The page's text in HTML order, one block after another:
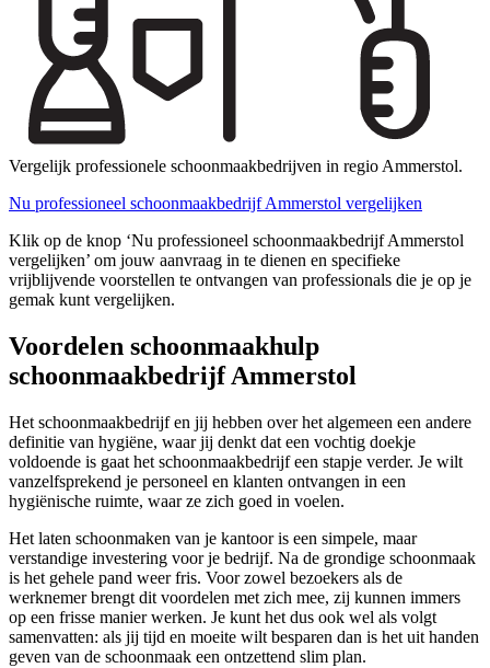
Vergelijk professionele schoonmaakbedrijven in regio Ammerstol.
Nu professioneel schoonmaakbedrijf Ammerstol vergelijken
Klik op de knop ‘Nu professioneel schoonmaakbedrijf Ammerstol
vergelijken’ om jouw aanvraag in te dienen en specifieke
vrijblijvende voorstellen te ontvangen van professionals die je op je
gemak kunt vergelijken.
Voordelen schoonmaakhulp
schoonmaakbedrijf Ammerstol
Het schoonmaakbedrijf en jij hebben over het algemeen een andere
definitie van hygiëne, waar jij denkt dat een vochtig doekje
voldoende is gaat het schoonmaakbedrijf een stapje verder. Je wilt
vanzelfsprekend je personeel en klanten ontvangen in een
hygiënische ruimte, waar ze zich goed in voelen.
Het laten schoonmaken van je kantoor is een simpele, maar
verstandige investering voor je bedrijf. Na de grondige schoonmaak
is het gehele pand weer fris. Voor zowel bezoekers als de
werknemer brengt dit voordelen met zich mee, zij kunnen immers
op een frisse manier werken. Je kunt het dus ook wel als volgt
samenvatten: als jij tijd en moeite wilt besparen dan is het uit handen
geven van de schoonmaak een ontzettend slim plan.